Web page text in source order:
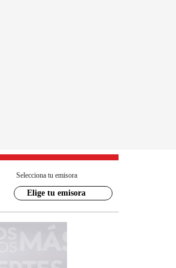
Selecciona tu emisora
Elige tu emisora